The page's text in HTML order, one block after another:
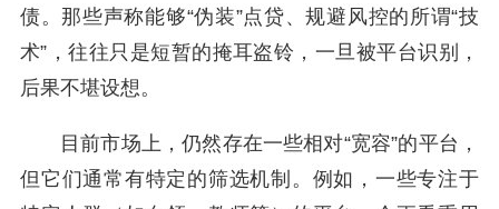
债。那些声称能够“伪装”点贷、规避风控的所谓“技
术”，往往只是短暂的掩耳盗铃，一旦被平台识别，
后果不堪设想。
目前市场上，仍然存在一些相对“宽容”的平台，
但它们通常有特定的筛选机制。例如，一些专注于